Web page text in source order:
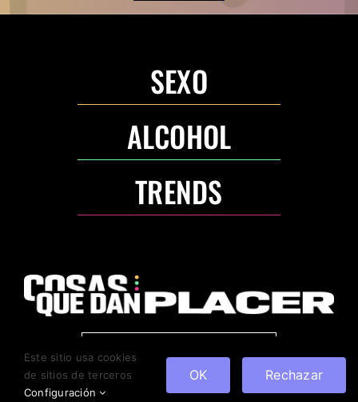
SEXO
ALCOHOL
TRENDS
ANUNCIA CON NOSOTROS
Copyright 2022. Todos los derechos reservados.
Este sitio usa cookies
de sitios de terceros
Configuración
OK Rechazar